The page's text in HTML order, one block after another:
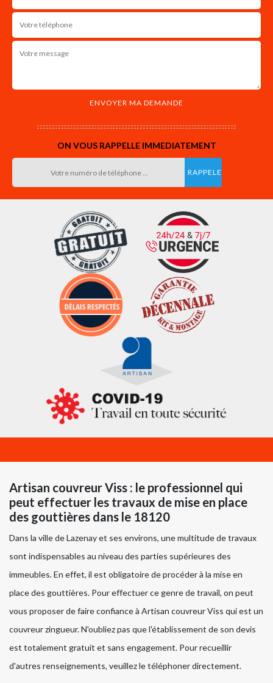
ON VOUS RAPPELLE IMMEDIATEMENT
Artisan couvreur Viss : le professionnel qui
peut effectuer les travaux de mise en place
des gouttières dans le 18120
Dans la ville de Lazenay et ses environs, une multitude de travaux
sont indispensables au niveau des parties supérieures des
immeubles. En effet, il est obligatoire de procéder à la mise en
place des gouttières. Pour effectuer ce genre de travail, on peut
vous proposer de faire confiance à Artisan couvreur Viss qui est un
couvreur zingueur. N'oubliez pas que l'établissement de son devis
est totalement gratuit et sans engagement. Pour recueillir
d'autres renseignements, veuillez le téléphoner directement.